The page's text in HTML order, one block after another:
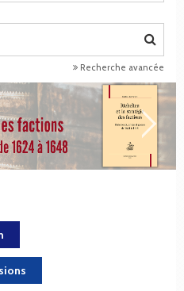
Recherche avancée